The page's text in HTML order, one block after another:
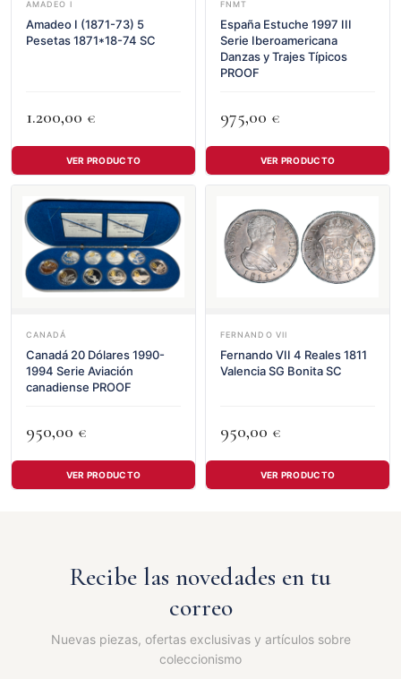
AMADEO I
Amadeo I (1871-73) 5
Pesetas 1871*18-74 SC
1.200,00 €
VER PRODUCTO
FNMT
España Estuche 1997 III
Serie Iberoamericana
Danzas y Trajes Típicos
PROOF
975,00 €
VER PRODUCTO
CANADÁ
Canadá 20 Dólares 1990-
1994 Serie Aviación
canadiense PROOF
950,00 €
VER PRODUCTO
FERNANDO VII
Fernando VII 4 Reales 1811
Valencia SG Bonita SC
950,00 €
VER PRODUCTO
Recibe las novedades en tu
correo
Nuevas piezas, ofertas exclusivas y artículos sobre
coleccionismo